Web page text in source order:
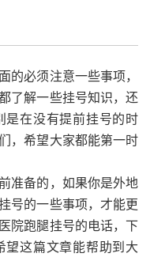
的必须注意一些事项，
了解一些挂号知识，还
是在没有提前挂号的时
，希望大家都能第一时
准备的，如果你是外地
号的一些事项，才能更
院跑腿挂号的电话，下
望这篇文章能帮助到大